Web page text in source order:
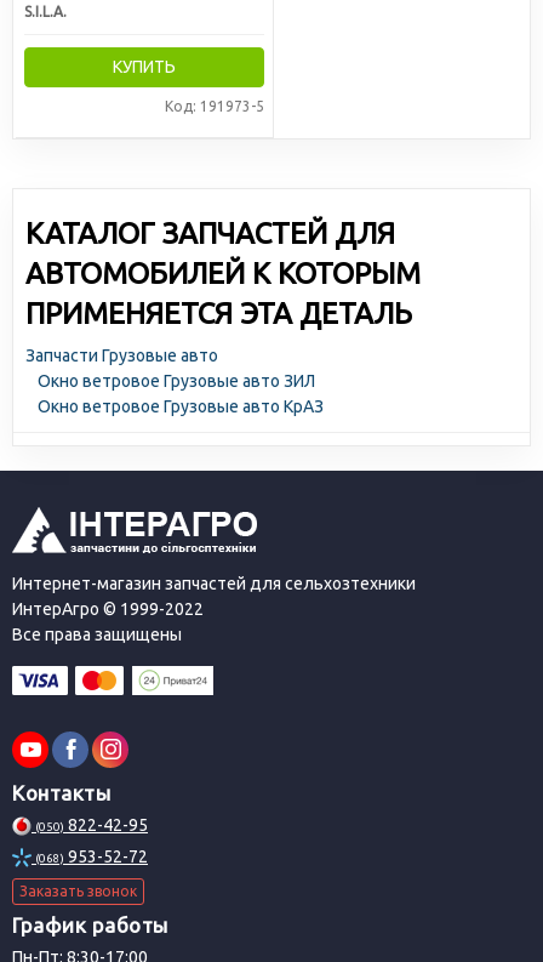
S.I.L.A.
КУПИТЬ
Код: 191973-5
КАТАЛОГ ЗАПЧАСТЕЙ ДЛЯ
АВТОМОБИЛЕЙ К КОТОРЫМ
ПРИМЕНЯЕТСЯ ЭТА ДЕТАЛЬ
Запчасти Грузовые авто
Окно ветровое Грузовые авто ЗИЛ
Окно ветровое Грузовые авто КрАЗ
Интернет-магазин запчастей для сельхозтехники
ИнтерАгро © 1999-2022
Все права защищены
Контакты
(050) 822-42-95
(068) 953-52-72
Заказать звонок
График работы
Пн-Пт: 8:30-17:00